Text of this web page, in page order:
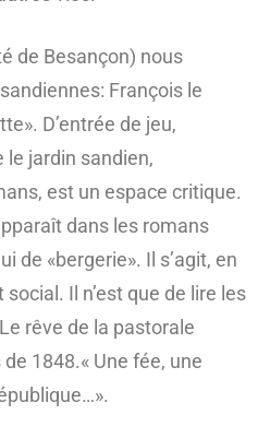
de Besançon) nous
François le
D’entrée de jeu,
le jardin sandien,
est un espace critique.
dans les romans
de «bergerie». Il s’agit, en
Il n’est que de lire les
rêve de la pastorale
1848.« Une fée, une